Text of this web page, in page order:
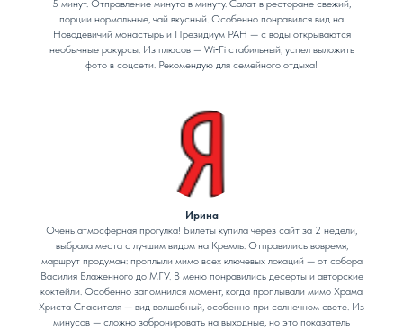
5 минут. Отправление минута в минуту. Салат в ресторане свежий,
порции нормальные, чай вкусный. Особенно понравился вид на
Новодевичий монастырь и Президиум РАН — с воды открываются
необычные ракурсы. Из плюсов — Wi‑Fi стабильный, успел выложить
фото в соцсети. Рекомендую для семейного отдыха!
Ирина
Очень атмосферная прогулка! Билеты купила через сайт за 2 недели,
выбрала места с лучшим видом на Кремль. Отправились вовремя,
маршрут продуман: проплыли мимо всех ключевых локаций — от собора
Василия Блаженного до МГУ. В меню понравились десерты и авторские
коктейли. Особенно запомнился момент, когда проплывали мимо Храма
Христа Спасителя — вид волшебный, особенно при солнечном свете. Из
минусов — сложно забронировать на выходные, но это показатель